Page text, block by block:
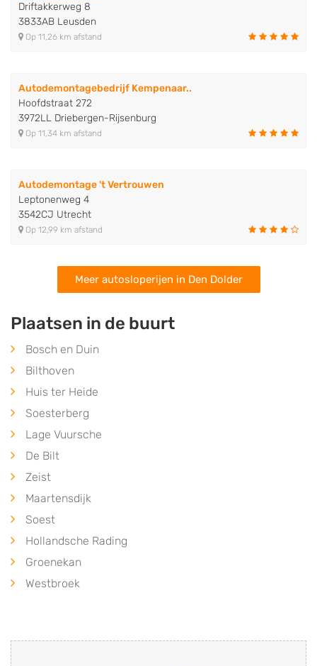
Driftakkerweg 8
3833AB Leusden
Op 11,26 km afstand
Autodemontagebedrijf Kempenaar..
Hoofdstraat 272
3972LL Driebergen-Rijsenburg
Op 11,34 km afstand
Autodemontage 't Vertrouwen
Leptonenweg 4
3542CJ Utrecht
Op 12,99 km afstand
Meer autosloperijen in Den Dolder
Plaatsen in de buurt
Bosch en Duin
Bilthoven
Huis ter Heide
Soesterberg
Lage Vuursche
De Bilt
Zeist
Maartensdijk
Soest
Hollandsche Rading
Groenekan
Westbroek